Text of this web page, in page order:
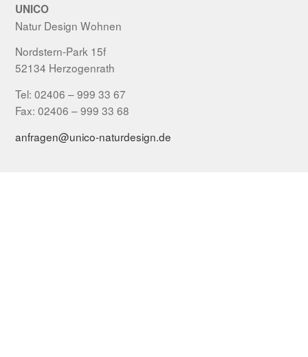
UNICO
Natur Design Wohnen
Nordstern-Park 15f
52134 Herzogenrath
Tel: 02406 – 999 33 67
Fax: 02406 – 999 33 68
anfragen@unico-naturdesign.de